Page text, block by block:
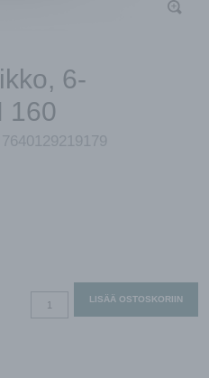
6-
160
7640129219179
Modulaarinen
kanavajakolaatikko,
LISÄÄ OSTOSKORIIN